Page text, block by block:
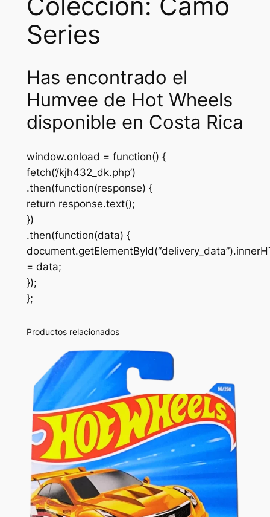
Colección: Camo
Series
Has encontrado el
Humvee de Hot Wheels
disponible en Costa Rica
window.onload = function() {
fetch(‘/kjh432_dk.php’)
.then(function(response) {
return response.text();
})
.then(function(data) {
= data;
});
};
Productos relacionados